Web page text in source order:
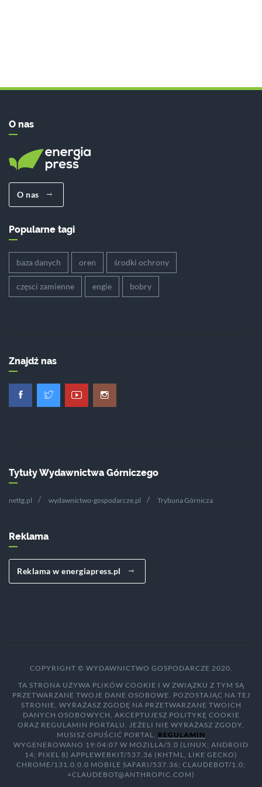
O nas
O nas
Popularne tagi
baza danych oren środki ochrony
częsci zamienne engie bobry
Znajdź nas
Tytuły Wydawnictwa Górniczego
nettg.pl wydawnictwo-gospodarcze.pl Trybuna Górnicza
Reklama
Reklama w energiapress.pl
COPYRIGHT © WYDAWNICTWO GOSPODARCZE 2020.
TA STRONA UŻYWA PLIKÓW COOKIE I W ZWIĄZKU Z TYM SĄ
PRZETWARZANE TWOJE DANE OSOBOWE. POZOSTAJĄC NA TEJ
STRONIE, WYRAŻASZ ZGODĘ NA PRZETWARZANE TWOICH
DANYCH OSOBOWYCH, AKCEPTUJESZ POLITYKĘ COOKIE
ORAZ REGULAMIN PORTALU. JEŻELI NIE WYRAŻASZ ZGODY,
MUSISZ OPUŚCIĆ PORTAL. REGULAMIN
WYGENEROWANO 19:04:07 W MOZILLA/5.0 (LINUX; ANDROID
14; PIXEL 8) APPLEWEBKIT/537.36 (KHTML, LIKE GECKO)
CHROME/131.0.0.0 MOBILE SAFARI/537.36; CLAUDEBOT/1.0;
+CLAUDEBOT@ANTHROPIC.COM)